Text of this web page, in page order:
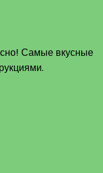
Самые вкусные